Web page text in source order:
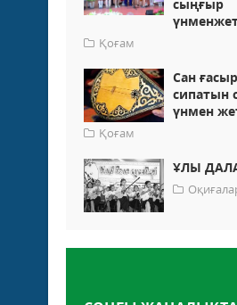
сыңғыр
Қоғам
Сан
сипатын
үнмен
Қоғам
ҰЛЫ